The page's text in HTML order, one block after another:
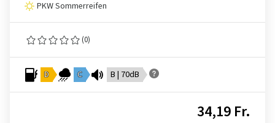
PKW Sommerreifen
(0)
D C B | 70dB
34,19 Fr.